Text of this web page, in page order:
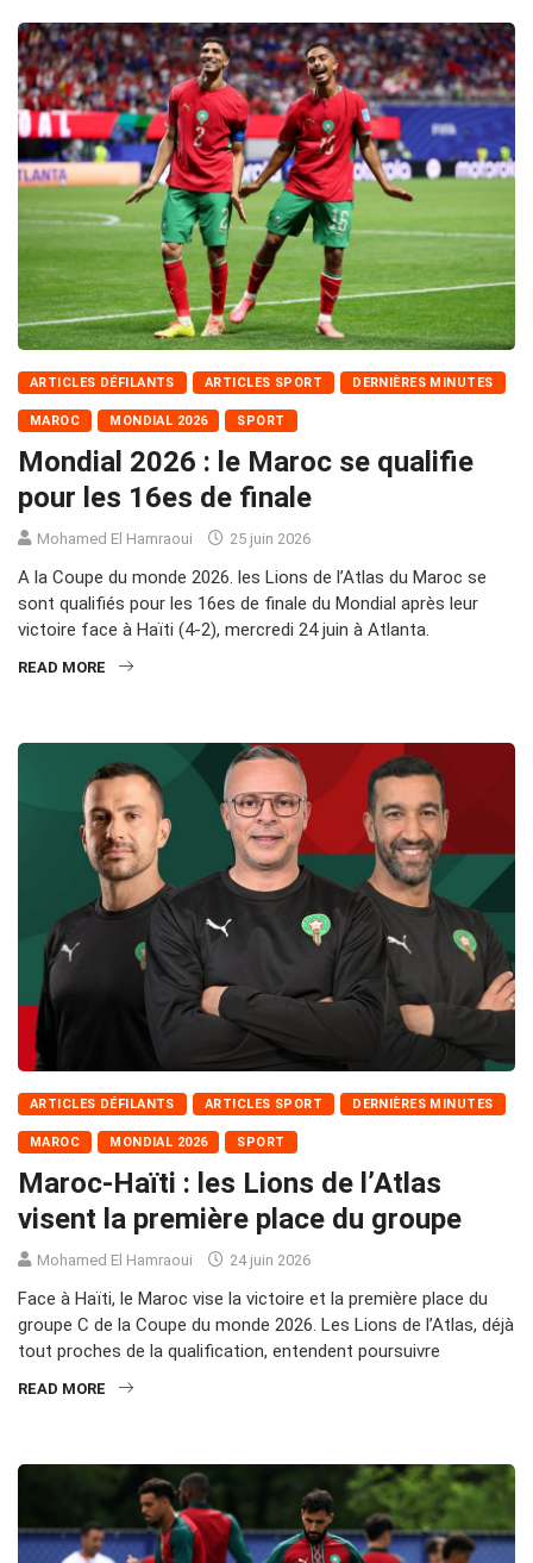
ARTICLES DÉFILANTS ARTICLES SPORT DERNIÈRES MINUTES
MAROC MONDIAL 2026 SPORT
Mondial 2026 : le Maroc se qualifie
pour les 16es de finale
Mohamed El Hamraoui 25 juin 2026
A la Coupe du monde 2026. les Lions de l’Atlas du Maroc se
sont qualifiés pour les 16es de finale du Mondial après leur
victoire face à Haïti (4-2), mercredi 24 juin à Atlanta.
READ MORE
ARTICLES DÉFILANTS ARTICLES SPORT DERNIÈRES MINUTES
MAROC MONDIAL 2026 SPORT
Maroc-Haïti : les Lions de l’Atlas
visent la première place du groupe
Mohamed El Hamraoui 24 juin 2026
Face à Haïti, le Maroc vise la victoire et la première place du
groupe C de la Coupe du monde 2026. Les Lions de l’Atlas, déjà
tout proches de la qualification, entendent poursuivre
READ MORE